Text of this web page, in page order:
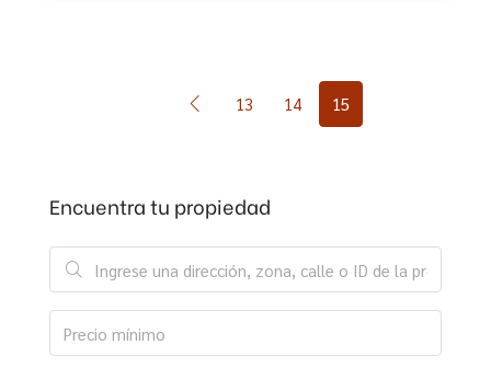
13 14 15
Encuentra tu propiedad